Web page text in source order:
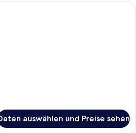
Ein ordentlich gemachtes Bett mit
auswählen und Preise sehen